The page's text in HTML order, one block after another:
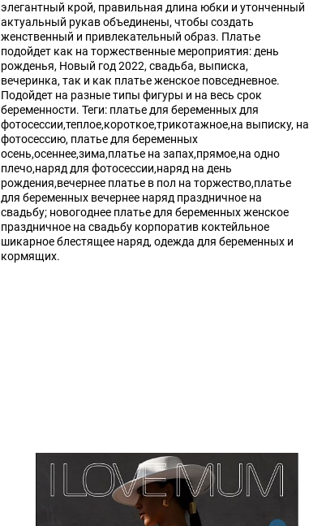
элегантный крой, правильная длина юбки и утонченный
актуальный рукав объединены, чтобы создать
женственный и привлекательный образ. Платье
подойдет как на торжественные мероприятия: день
рожденья, Новый год 2022, свадьба, выписка,
вечеринка, так и как платье женское повседневное.
Подойдет на разные типы фигуры и на весь срок
беременности. Теги: платье для беременных для
фотосессии,теплое,короткое,трикотажное,на выписку, на
фотосессию, платье для беременных
осень,осеннее,зима,платье на запах,прямое,на одно
плечо,наряд для фотосессии,наряд на день
рождения,вечернее платье в пол на торжество,платье
для беременных вечернее наряд праздничное на
свадьбу; новогоднее платье для беременных женское
праздничное на свадьбу корпоратив коктейльное
шикарное блестящее наряд, одежда для беременных и
кормящих.